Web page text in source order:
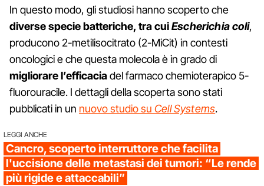
In questo modo, gli studiosi hanno scoperto che
diverse specie batteriche, tra cuiEscherichia coli,
producono 2-metilisocitrato (2-MiCit) in contesti
oncologici e che questa molecola è in grado di
migliorare l’efficaciadel farmaco chemioterapico 5-
fluorouracile. I dettagli della scoperta sono stati
pubblicati in un nuovo studio su Cell Systems.
LEGGI ANCHE
Cancro, scoperto interruttore che facilita
l'uccisione delle metastasi dei tumori: “Le rende
più rigide e attaccabili”